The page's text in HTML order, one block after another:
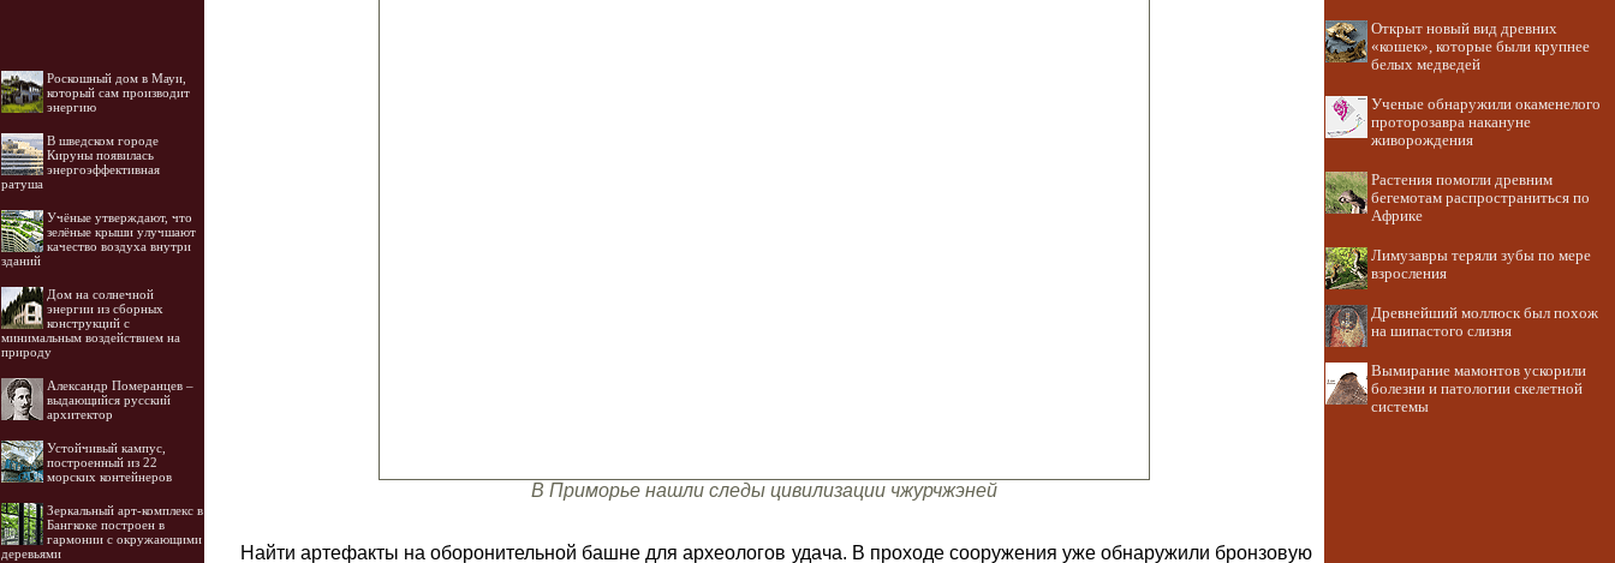
Роскошный дом в Мауи,
который сам производит
энергию
В шведском городе
Кируны появилась
энергоэффективная
ратуша
Учёные утверждают, что
зелёные крыши улучшают
качество воздуха внутри
зданий
Дом на солнечной
энергии из сборных
конструкций с
минимальным воздействием на
природу
Александр Померанцев –
выдающийся русский
архитектор
Устойчивый кампус,
построенный из 22
морских контейнеров
Зеркальный арт-комплекс в
Бангкоке построен в
гармонии с окружающими
деревьями
В Приморье нашли следы цивилизации чжурчжэней
Найти артефакты на оборонительной башне для археологов удача. В проходе сооружения уже обнаружили бронзовую
Открыт новый вид древних
«кошек», которые были крупнее
белых медведей
Ученые обнаружили окаменелого
проторозавра накануне
живорождения
Растения помогли древним
бегемотам распространиться по
Африке
Лимузавры теряли зубы по мере
взросления
Древнейший моллюск был похож
на шипастого слизня
Вымирание мамонтов ускорили
болезни и патологии скелетной
системы